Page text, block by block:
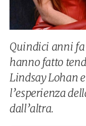
Quindici anni fa
hanno fatto
Lindsay Lohan
l’esperienza
dall’altra.